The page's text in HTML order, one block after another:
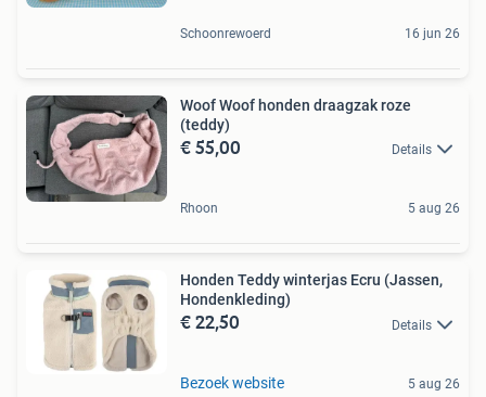
Schoonrewoerd 16 jun 26
Woof Woof honden draagzak roze
(teddy)
€ 55,00 Details
Rhoon 5 aug 26
Honden Teddy winterjas Ecru (Jassen,
Hondenkleding)
€ 22,50 Details
Bezoek website 5 aug 26